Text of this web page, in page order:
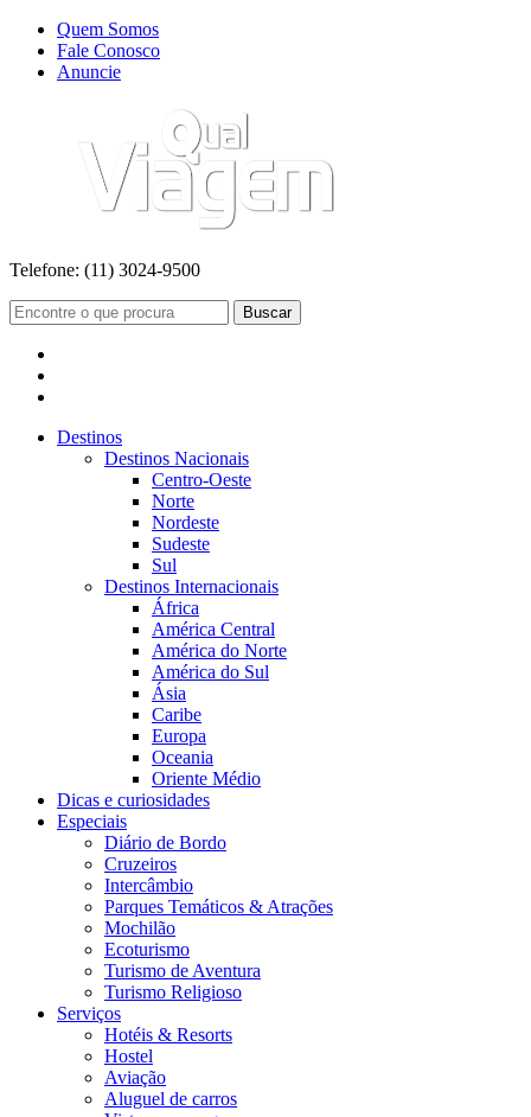
Quem Somos
Fale Conosco
Anuncie
Telefone: (11) 3024-9500
Buscar
Destinos
Destinos Nacionais
Centro-Oeste
Norte
Nordeste
Sudeste
Sul
Destinos Internacionais
África
América Central
América do Norte
América do Sul
Ásia
Caribe
Europa
Oceania
Oriente Médio
Dicas e curiosidades
Especiais
Diário de Bordo
Cruzeiros
Intercâmbio
Parques Temáticos & Atrações
Mochilão
Ecoturismo
Turismo de Aventura
Turismo Religioso
Serviços
Hotéis & Resorts
Hostel
Aviação
Aluguel de carros